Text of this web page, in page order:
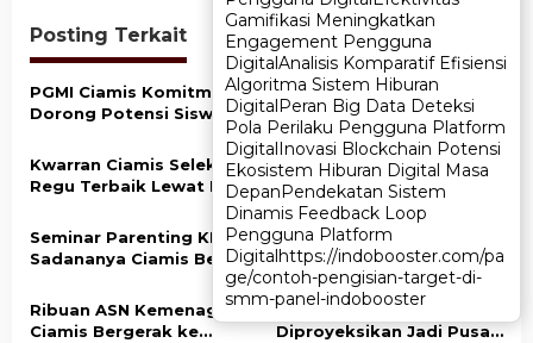
Gamifikasi Meningkatkan
Engagement Pengguna
DigitalAnalisis Komparatif Efisiensi
Algoritma Sistem Hiburan
DigitalPeran Big Data Deteksi
Pola Perilaku Pengguna Platform
DigitalInovasi Blockchain Potensi
Ekosistem Hiburan Digital Masa
DepanPendekatan Sistem
Dinamis Feedback Loop
Pengguna Platform
Digitalhttps://indobooster.com/pa
ge/contoh-pengisian-target-di-
smm-panel-indobooster
Gamifikasi Meningkatkan
Engagement Pengguna
DigitalAnalisis Komparatif Efisiensi
Algoritma Sistem Hiburan
DigitalPeran Big Data Deteksi
Pola Perilaku Pengguna Platform
DigitalInovasi Blockchain Potensi
Ekosistem Hiburan Digital Masa
DepanPendekatan Sistem
Dinamis Feedback Loop
Pengguna Platform
Digitalhttps://indobooster.com/pa
ge/contoh-pengisian-target-di-
smm-panel-indobooster
g
a
s
i
p
o
s
Posting Terkait
PGMI Ciamis Komitmen
Dorong Potensi Siswa
Olahraga dan Seni
Porseni MTs Ciamis Jadi
Ajang Seleksi Wakil
Kabupaten ke Tingkat
Jawa Barat
Kwarran Ciamis Seleksi
Regu Terbaik Lewat LT II
untuk Wakili di Tingkat
Kabupaten
Kemenag Ciamis
Tegaskan Tolak LGBT di
Lingkungan Madrasah
Seminar Parenting KKRA
Sadananya Ciamis Bekali
Orang Tua Cegah Bullying
dan Kekerasan Anak
SMKN 1 Ciamis Kenalkan
Pramuka Lewat Mata
Cakap, Siswa Belajar
Hidup Mandiri
Ribuan ASN Kemenag
Ciamis Bergerak ke
Kawasan Gunung Sawal
Diproyeksikan Jadi Pusat